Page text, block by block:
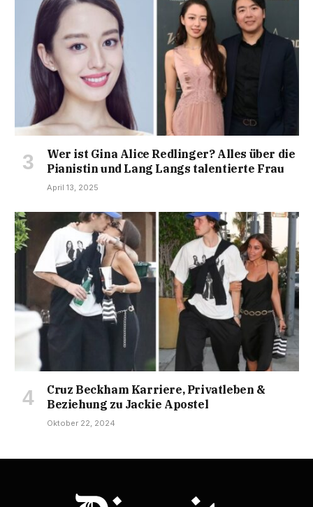
Wer ist Gina Alice Redlinger? Alles über die
Pianistin und Lang Langs talentierte Frau
April 13, 2025
Cruz Beckham Karriere, Privatleben &
Beziehung zu Jackie Apostel
Oktober 22, 2024